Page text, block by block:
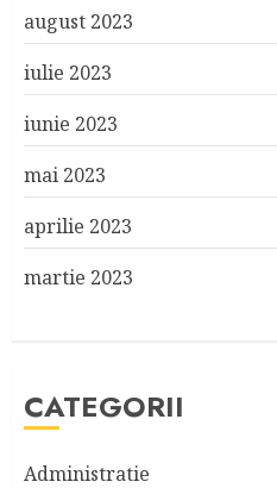
august 2023
iulie 2023
iunie 2023
mai 2023
aprilie 2023
martie 2023
CATEGORII
Administratie